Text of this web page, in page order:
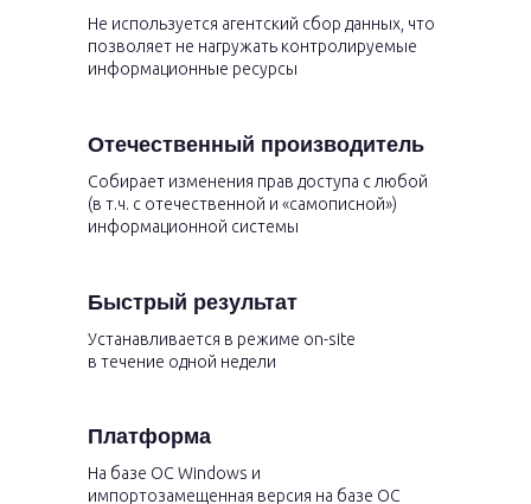
На базе ОС Windows и
импортозамещенная версия на базе ОС
Платформа
Быстрый результат
Устанавливается в режиме on-site
в течение одной недели
Не используется агентский сбор данных, что
позволяет не нагружать контролируемые
информационные ресурсы
Отечественный производитель
Собирает изменения прав доступа с любой
(в т.ч. с отечественной и «самописной»)
информационной системы